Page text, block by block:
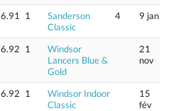
6.91 1
Sanderson
Classic
4 9 jan
6.92 1
Windsor
Lancers Blue &
Gold
21
nov
6.92 1
Windsor Indoor
Classic
15
fév